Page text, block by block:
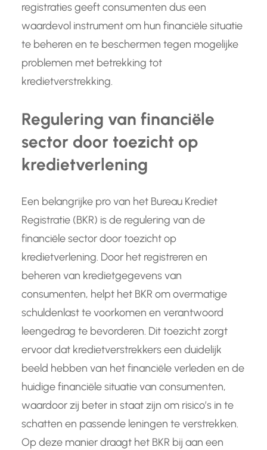
registraties geeft consumenten dus een
waardevol instrument om hun financiële situatie
te beheren en te beschermen tegen mogelijke
problemen met betrekking tot
kredietverstrekking.
Regulering van financiële
sector door toezicht op
kredietverlening
Een belangrijke pro van het Bureau Krediet
Registratie (BKR) is de regulering van de
financiële sector door toezicht op
kredietverlening. Door het registreren en
beheren van kredietgegevens van
consumenten, helpt het BKR om overmatige
schuldenlast te voorkomen en verantwoord
leengedrag te bevorderen. Dit toezicht zorgt
ervoor dat kredietverstrekkers een duidelijk
beeld hebben van het financiële verleden en de
huidige financiële situatie van consumenten,
waardoor zij beter in staat zijn om risico’s in te
schatten en passende leningen te verstrekken.
Op deze manier draagt het BKR bij aan een